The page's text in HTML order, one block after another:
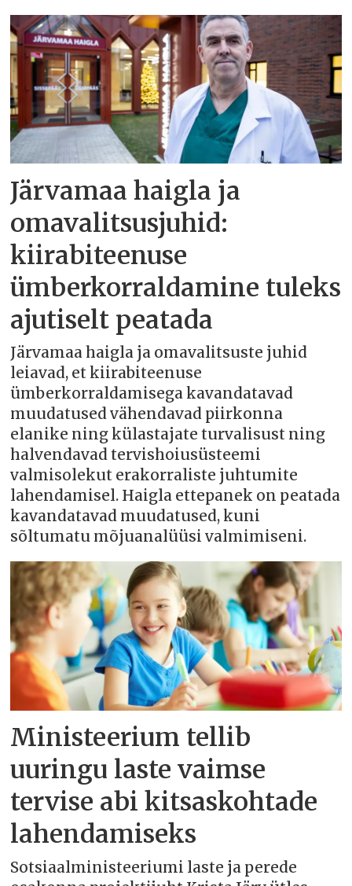
Järvamaa haigla ja
omavalitsusjuhid:
kiirabiteenuse
ümberkorraldamine tuleks
ajutiselt peatada
Järvamaa haigla ja omavalitsuste juhid
leiavad, et kiirabiteenuse
ümberkorraldamisega kavandatavad
muudatused vähendavad piirkonna
elanike ning külastajate turvalisust ning
halvendavad tervishoiusüsteemi
valmisolekut erakorraliste juhtumite
lahendamisel. Haigla ettepanek on peatada
kavandatavad muudatused, kuni
sõltumatu mõjuanalüüsi valmimiseni.
Ministeerium tellib
uuringu laste vaimse
tervise abi kitsaskohtade
lahendamiseks
Sotsiaalministeeriumi laste ja perede